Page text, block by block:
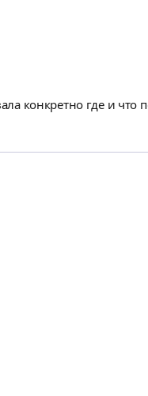
конкретно где и что